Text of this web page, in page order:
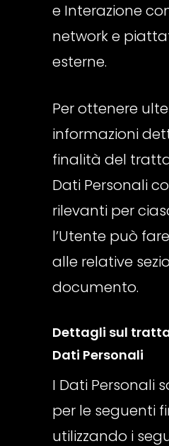
e Interazione
network e
esterne.
Per ottenere
informazioni
finalità del
Dati Personali
rilevanti per
l’Utente può
alle relative
documento.
Dettagli sul
Dati Personali
I Dati Personali
per le seguenti
utilizzando i